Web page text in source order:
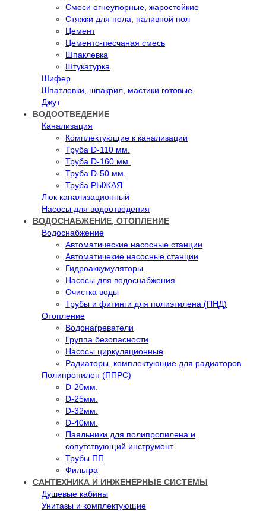
Смеси огнеупорные, жаростойкие
Стяжки для пола, наливной пол
Цемент
Цементо-песчаная смесь
Шпаклевка
Штукатурка
Шифер
Шпатлевки, шпакрил, мастики готовые
Джут
ВОДООТВЕДЕНИЕ
Канализация
Комплектующие к канализации
Труба D-110 мм.
Труба D-160 мм.
Труба D-50 мм.
Труба РЫЖАЯ
Люк канализационный
Насосы для водоотведения
ВОДОСНАБЖЕНИЕ, ОТОПЛЕНИЕ
Водоснабжение
Автоматичеcкие насосные станции
Автоматичекие насосные станции
Гидроаккумуляторы
Насосы для водоснабжения
Очистка воды
Трубы и фитинги для полиэтилена (ПНД)
Отопление
Водонагреватели
Группа безопасности
Насосы циркуляционные
Радиаторы, комплектующие для радиаторов
Полипропилен (ППРС)
D-20мм.
D-25мм.
D-32мм.
D-40мм.
Паяльники для полипропилена и
сопутствующий инструмент
Трубы ПП
Фильтра
САНТЕХНИКА И ИНЖЕНЕРНЫЕ СИСТЕМЫ
Душевые кабины
Унитазы и комплектующие